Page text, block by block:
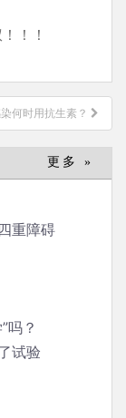
！！
何时用抗生素？
更多 »
重障碍
吗？
试验